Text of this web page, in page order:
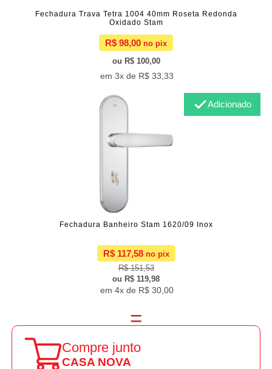
Fechadura Trava Tetra 1004 40mm Roseta Redonda
Oxidado Stam
R$ 98,00
R$ 100,00
3x de R$ 33,33
Fechadura Banheiro Stam 1620/09 Inox
R$ 117,58
R$ 151,53
R$ 119,98
4x de R$ 30,00
Adicionado
Compre junto
CASA NOVA